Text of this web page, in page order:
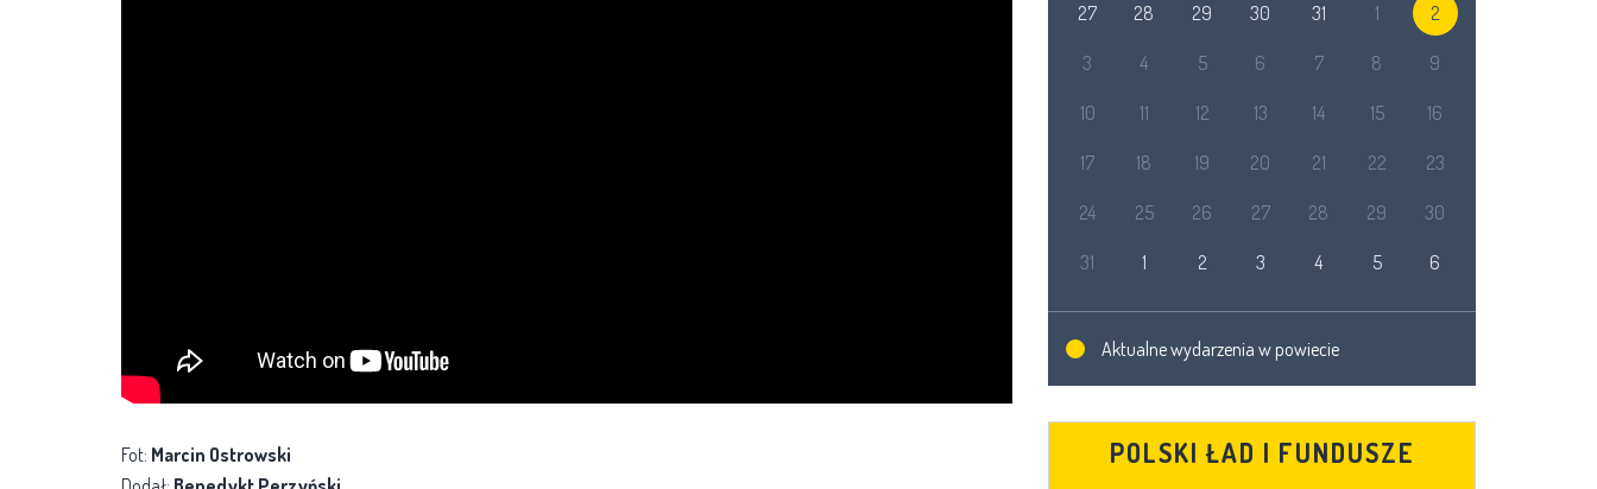
Fot: Marcin Ostrowski
27 28 29 30 31 1 2
3 4 5 6 7 8 9
10 11 12 13 14 15 16
17 18 19 20 21 22 23
24 25 26 27 28 29 30
31 1 2 3 4 5 6
Aktualne wydarzenia w powiecie
POLSKI ŁAD I FUNDUSZE